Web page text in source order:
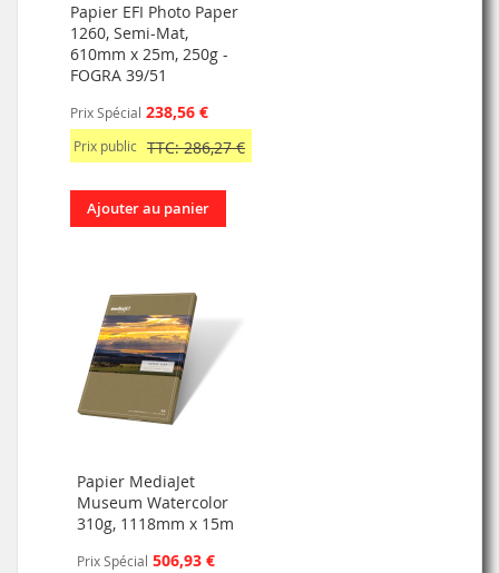
Papier EFI Photo Paper
1260, Semi-Mat,
610mm x 25m, 250g -
FOGRA 39/51
Prix Spécial 238,56 €
Prix public TTC: 286,27 €
Ajouter au panier
Papier MediaJet
Museum Watercolor
310g, 1118mm x 15m
Prix Spécial 506,93 €